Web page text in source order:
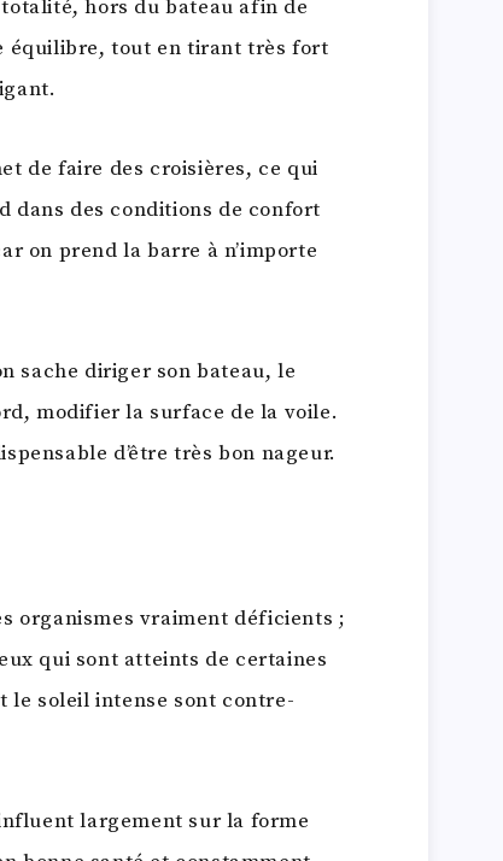
hors du bateau afin de
équilibre, tout en tirant très fort
de faire des croisières, ce qui
dans des conditions de confort
on prend la barre à n’importe
sache diriger son bateau, le
modifier la surface de la voile.
d’être très bon nageur.
organismes vraiment déficients ;
qui sont atteints de certaines
le soleil intense sont contre-
largement sur la forme